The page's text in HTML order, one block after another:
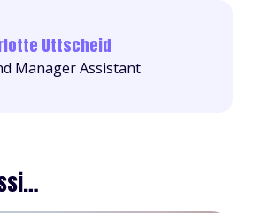
Uttscheid
Manager Assistant